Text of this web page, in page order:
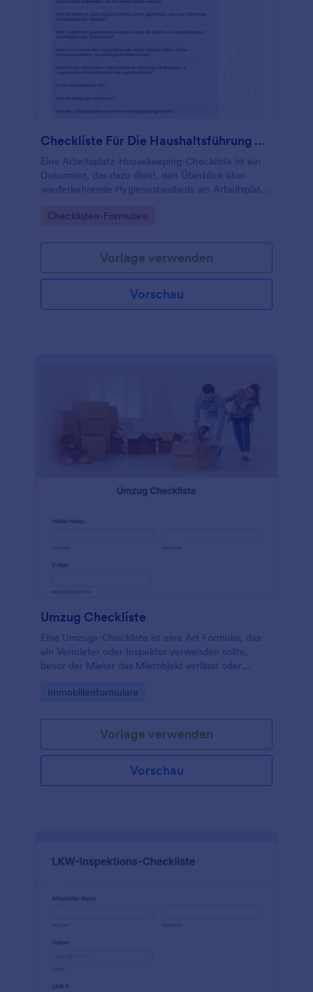
Checkliste Für Die Haushaltsführung Am Arbeitsplatz
Eine Arbeitsplatz-Housekeeping-Checkliste ist ein
Dokument, das dazu dient, den Überblick über
wiederkehrende Hygienestandards am Arbeitsplatz
Go to Category:
Checklisten-Formulare
Vorlage verwenden
Vorschau
Umzug Checkliste
Eine Umzugs-Checkliste ist eine Art Formular, das
ein Vermieter oder Inspektor verwenden sollte,
bevor der Mieter das Mietobjekt verlässt oder
Go to Category:
Immobilienformulare
Vorlage verwenden
Vorschau